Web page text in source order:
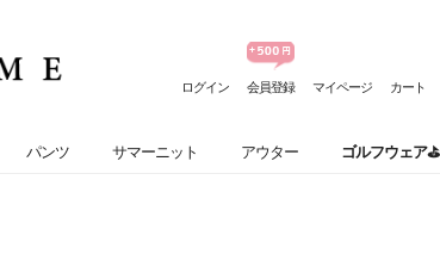
ログイン 会員登録 マイページ カート
パンツ サマーニット アウター ゴルフウェア⛳